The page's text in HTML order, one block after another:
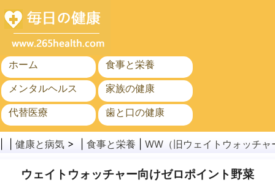
ホーム
食事と栄養
メンタルヘルス
家族の健康
代替医療
歯と口の健康
がん
公衆衛生
健康と病気 > | 食事と栄養 WW（旧ウェイトウォッチャ
ウェイトウォッチャー向けゼロポイント野菜